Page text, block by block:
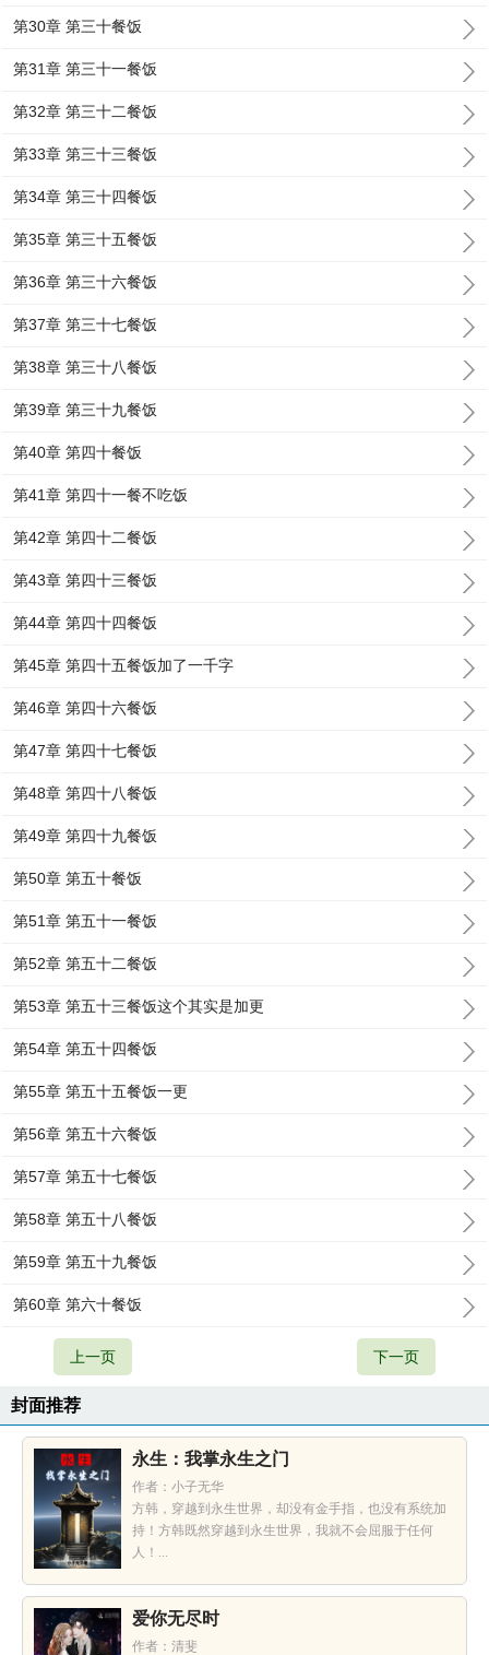
第30章 第三十餐饭
第31章 第三十一餐饭
第32章 第三十二餐饭
第33章 第三十三餐饭
第34章 第三十四餐饭
第35章 第三十五餐饭
第36章 第三十六餐饭
第37章 第三十七餐饭
第38章 第三十八餐饭
第39章 第三十九餐饭
第40章 第四十餐饭
第41章 第四十一餐不吃饭
第42章 第四十二餐饭
第43章 第四十三餐饭
第44章 第四十四餐饭
第45章 第四十五餐饭加了一千字
第46章 第四十六餐饭
第47章 第四十七餐饭
第48章 第四十八餐饭
第49章 第四十九餐饭
第50章 第五十餐饭
第51章 第五十一餐饭
第52章 第五十二餐饭
第53章 第五十三餐饭这个其实是加更
第54章 第五十四餐饭
第55章 第五十五餐饭一更
第56章 第五十六餐饭
第57章 第五十七餐饭
第58章 第五十八餐饭
第59章 第五十九餐饭
第60章 第六十餐饭
上一页 下一页
封面推荐
永生：我掌永生之门
作者：小子无华
方韩，穿越到永生世界，却没有金手指，也没有系统加
持！方韩既然穿越到永生世界，我就不会屈服于任何
人！...
爱你无尽时
作者：清斐